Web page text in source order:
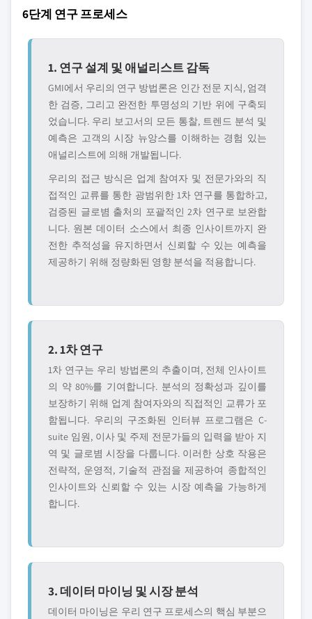
6단계 연구 프로세스
1. 연구 설계 및 애널리스트 감독
GMI에서 우리의 연구 방법론은 인간 전문 지식, 엄격
한 검증, 그리고 완전한 투명성의 기반 위에 구축되
었습니다. 우리 보고서의 모든 통찰, 트렌드 분석 및
예측은 고객의 시장 뉴앙스를 이해하는 경험 있는
애널리스트에 의해 개발됩니다.
우리의 접근 방식은 업계 참여자 및 전문가와의 직
접적인 교류를 통한 광범위한 1차 연구를 통합하고,
검증된 글로볌 출처의 포괄적인 2차 연구로 보완합
니다. 원본 데이터 소스에서 최종 인사이트까지 완
전한 추적성을 유지하면서 신뢰할 수 있는 예측을
제공하기 위해 정량화된 영향 분석을 적용합니다.
2. 1차 연구
1차 연구는 우리 방법론의 추출이며, 전체 인사이트
의 약 80%를 기여합니다. 분석의 정확성과 깊이를
보장하기 위해 업계 참여자와의 직접적인 교류가 포
함됩니다. 우리의 구조화된 인터뷰 프로그램은 C-
suite 임원, 이사 및 주제 전문가들의 입력을 받아 지
역 및 글로볌 시장을 다룹니다. 이러한 상호 작용은
전략적, 운영적, 기술적 관점을 제공하여 종합적인
인사이트와 신뢰할 수 있는 시장 예측을 가능하게
합니다.
3. 데이터 마이닝 및 시장 분석
데이터 마이닝은 우리 연구 프로세스의 핵심 부분으